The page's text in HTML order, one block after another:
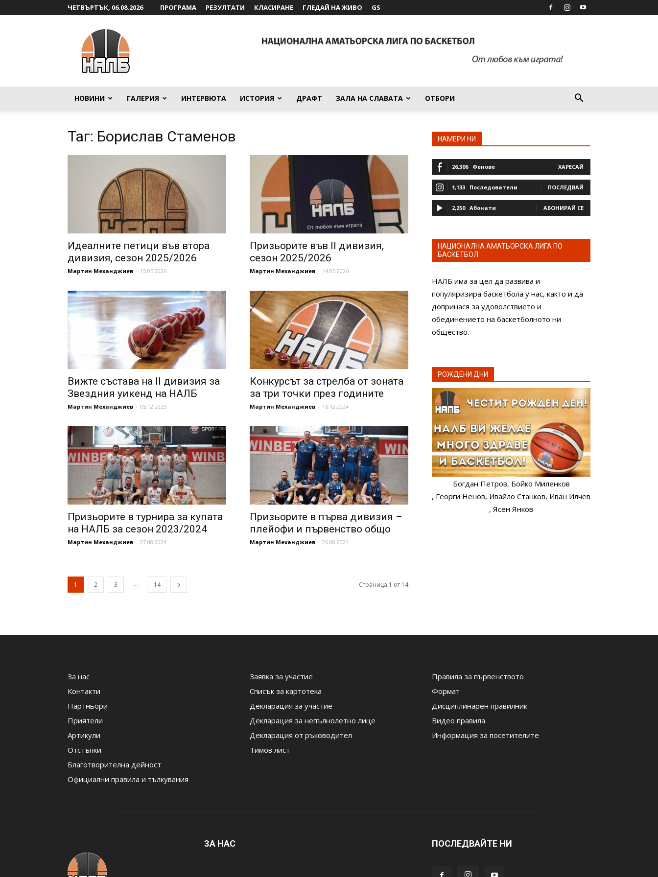
ЧЕТВЪРТЪК, 06.08.2026 ПРОГРАМА РЕЗУЛТАТИ КЛАСИРАНЕ ГЛЕДАЙ НА ЖИВО GS
НОВИНИ ГАЛЕРИЯ ИНТЕРВЮТА ИСТОРИЯ ДРАФТ ЗАЛА НА СЛАВАТА ОТБОРИ
Таг: Борислав Стаменов
Идеалните петици във втора
дивизия, сезон 2025/2026
Мартин Механджиев - 15.05.2026
Призьорите във II дивизия,
сезон 2025/2026
Мартин Механджиев - 14.05.2026
Вижте състава на II дивизия за
Звездния уикенд на НАЛБ
Мартин Механджиев - 05.12.2025
Конкурсът за стрелба от зоната
за три точки през годините
Мартин Механджиев - 16.12.2024
Призьорите в турнира за купата
на НАЛБ за сезон 2023/2024
Мартин Механджиев - 27.08.2024
Призьорите в първа дивизия –
плейофи и първенство общо
Мартин Механджиев - 26.08.2024
1 2 3 ... 14 Страница 1 от 14
НАМЕРИ НИ
26,306 Фенове ХАРЕСАЙ
1,133 Последователи ПОСЛЕДВАЙ
2,250 Абонати АБОНИРАЙ СЕ
НАЦИОНАЛНА АМАТЬОРСКА ЛИГА ПО
БАСКЕТБОЛ
НАЛБ има за цел да развива и
популяризира баскетбола у нас, както и да
допринася за удоволствието и
обединението на баскетболното ни
общество.
РОЖДЕНИ ДНИ
Богдан Петров, Бойко Миленков
, Георги Ненов, Ивайло Станков, Иван Илчев
, Ясен Янков
За нас
Контакти
Партньори
Приятели
Артикули
Отстъпки
Благотворителна дейност
Официални правила и тълкувания
Заявка за участие
Списък за картотека
Декларация за участие
Декларация за непълнолетно лице
Декларация от ръководител
Тимов лист
Правила за първенството
Формат
Дисциплинарен правилник
Видео правила
Информация за посетителите
ЗА НАС ПОСЛЕДВАЙТЕ НИ